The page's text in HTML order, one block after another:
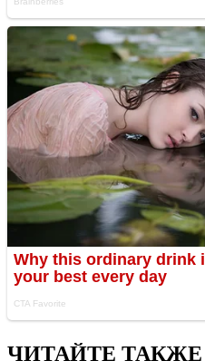
ЧИТАЙТЕ ТАКЖЕ